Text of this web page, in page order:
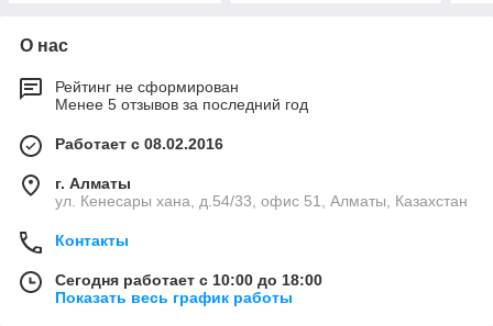
О нас
Рейтинг не сформирован
Менее 5 отзывов за последний год
Работает с 08.02.2016
г. Алматы
ул. Кенесары хана, д.54/33, офис 51, Алматы, Казахстан
Контакты
Сегодня работает с 10:00 до 18:00
Показать весь график работы